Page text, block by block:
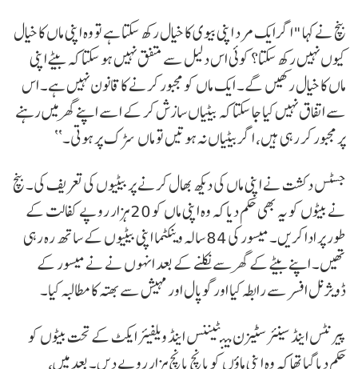
بنچ نے کہا "اگر ایک مرد اپنی بیوی کا خیال رکھ سکتا ہے تو وہ اپنی ماں کا خیال
کیوں نہیں رکھ سکتا؟ کوئی اس دلیل سے متفق نہیں ہو سکتا کہ بیٹے اپنی
ماں کا خیال رکھیں گے۔ ایک ماں کو مجبور کرنے کا قانون نہیں ہے۔ اس
سے اتفاق نہیں کیا جا سکتا کہ بیٹیاں سازش کر کے اسے اپنے گھر میں رہنے
پر مجبور کر رہی ہیں، اگر بیٹیاں نہ ہوتیں تو ماں سڑک پر ہوتی۔‘‘
جسٹس دکشت نے اپنی ماں کی دیکھ بھال کرنے پر بیٹیوں کی تعریف کی۔ بنچ
نے بیٹوں کو یہ بھی حکم دیا کہ وہ اپنی ماں کو 20 ہزار روپے کفالت کے
طور پر ادا کریں۔ میسور کی 84 سالہ وینکٹما اپنی بیٹیوں کے ساتھ رہ رہی
تھیں۔ اپنے بیٹے کے گھر سے نکلنے کے بعد انہوں نے نے میسور کے
ڈویژنل افسر سے رابطہ کیا اور گوپال اور مہیش سے بھتہ کا مطالبہ کیا۔
پیرنٹس اینڈ سینئر سٹیزن مینٹیننس اینڈ ویلفیئر ایکٹ کے تحت بیٹوں کو
حکم دیا گیا تھا کہ وہ اپنی ماؤں کو پانچ پانچ ہزار روپے دیں۔ بعد میں،